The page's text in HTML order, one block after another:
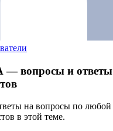
— вопросы и
на вопросы по любой
в этой теме.